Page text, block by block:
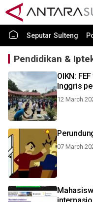
Seputar Sulteng
Pendidikan &
OIKN:
Inggris
12 March
07 March